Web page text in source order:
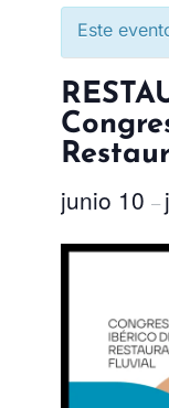
Este
junio 10 –